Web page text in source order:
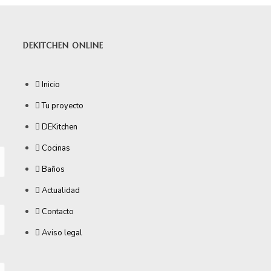
DEKITCHEN ONLINE
Inicio
Tu proyecto
DEKitchen
Cocinas
Baños
Actualidad
Contacto
Aviso legal